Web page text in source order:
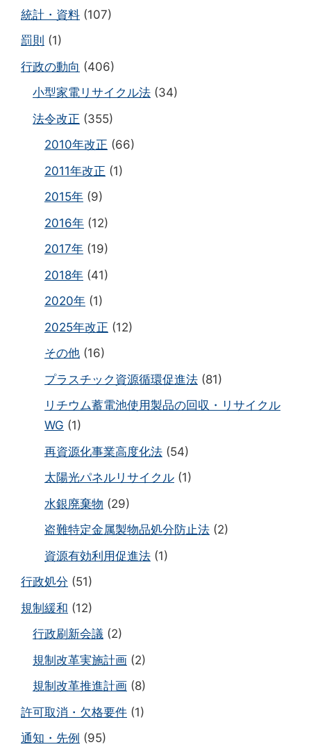
統計・資料 (107)
罰則 (1)
行政の動向 (406)
小型家電リサイクル法 (34)
法令改正 (355)
2010年改正 (66)
2011年改正 (1)
2015年 (9)
2016年 (12)
2017年 (19)
2018年 (41)
2020年 (1)
2025年改正 (12)
その他 (16)
プラスチック資源循環促進法 (81)
リチウム蓄電池使用製品の回収・リサイクル
WG (1)
再資源化事業高度化法 (54)
太陽光パネルリサイクル (1)
水銀廃棄物 (29)
盗難特定金属製物品処分防止法 (2)
資源有効利用促進法 (1)
行政処分 (51)
規制緩和 (12)
行政刷新会議 (2)
規制改革実施計画 (2)
規制改革推進計画 (8)
許可取消・欠格要件 (1)
通知・先例 (95)